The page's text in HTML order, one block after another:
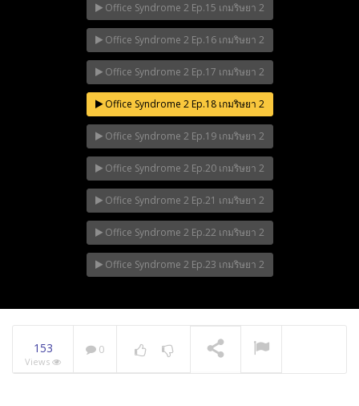
Office Syndrome 2 Ep.15 เกมริษยา 2
Office Syndrome 2 Ep.16 เกมริษยา 2
Office Syndrome 2 Ep.17 เกมริษยา 2
Office Syndrome 2 Ep.18 เกมริษยา 2
Office Syndrome 2 Ep.19 เกมริษยา 2
Office Syndrome 2 Ep.20 เกมริษยา 2
Office Syndrome 2 Ep.21 เกมริษยา 2
Office Syndrome 2 Ep.22 เกมริษยา 2
Office Syndrome 2 Ep.23 เกมริษยา 2
153
Views
0